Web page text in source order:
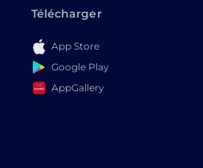
Télécharger
App Store
Google Play
AppGallery